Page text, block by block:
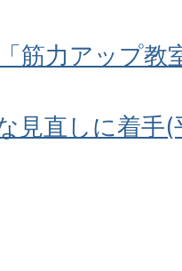
筋力アップ教
見直しに着手